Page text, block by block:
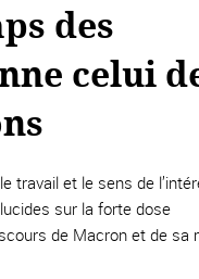
des
celui
travail et le sens de
sur la forte dose
de Macron et de sa